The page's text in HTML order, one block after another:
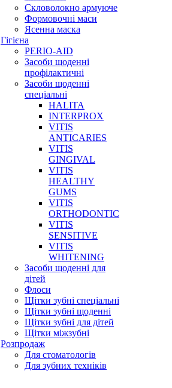
Скловолокно армуюче
Формовочні маси
Ясенна маска
Гігієна
PERIO-AID
Засоби щоденні
профілактичні
Засоби щоденні
спеціальні
HALITA
INTERPROX
VITIS
ANTICARIES
VITIS
GINGIVAL
VITIS
HEALTHY
GUMS
VITIS
ORTHODONTIC
VITIS
SENSITIVE
VITIS
WHITENING
Засоби щоденні для
дітей
Флоси
Щітки зубні спеціальні
Щітки зубні щоденні
Щітки зубні для дітей
Щітки міжзубні
Розпродаж
Для стоматологів
Для зубних техніків